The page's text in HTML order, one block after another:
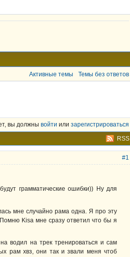
Активные темы Темы без ответов
вы должны войти или зарегистрироваться
RSS
#1
грамматические ошибки)) Ну для
мне случайно рама одна. Я про эту
Kisa мне сразу ответил что бы я
водил на трек тренироваться и сам
рам хвз, они так и звали меня чтоб